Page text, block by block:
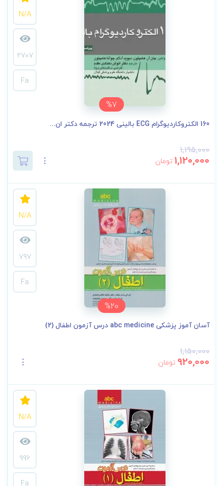
%7
N/A
2707
Fa
160 الکتروکاردیوگرام ECG بالینی 2024 ترجمه دکتر ان...
1,195,000
1,120,000 تومان
%20
N/A
797
Fa
آسان آموز پزشکی abc medicine درس آزمون اطفال (2)
1,150,000
920,000 تومان
N/A
996
Fa